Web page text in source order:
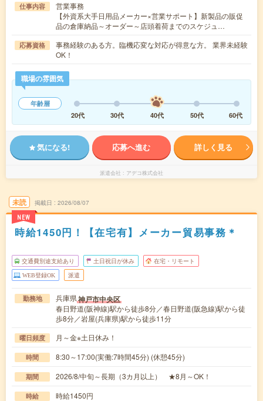
仕事内容
営業事務
【外資系大手日用品メーカー×営業サポート】新製品の販促
品の倉庫納品～オーダー～店頭着荷までのスケジュ…
応募資格
事務経験のある方。臨機応変な対応が得意な方。 業界未経験
OK！
職場の雰囲気
年齢層
20代
30代 40代 50代 60代
気になる! 応募へ進む 詳しく見る
派遣会社 アデコ株式会社
未読
NEW
掲載日 2026/08/07
時給1450円！【在宅有】メーカー貿易事務＊
交通費別途支給あり 土日祝日が休み 在宅・リモート
WEB登録OK 派遣
勤務地 兵庫県神戸市中央区
春日野道(阪神線)駅から徒歩8分／春日野道(阪急線)駅から徒
歩8分／岩屋(兵庫県)駅から徒歩11分
曜日頻度 月～金※土日休み！
時間 8:30～17:00(実働:7時間45分) (休憩45分)
期間 2026/8/中旬～長期（3カ月以上） ★8月～OK！
時給 時給1450円